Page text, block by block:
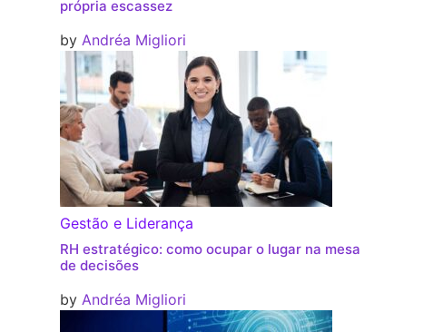
própria escassez
by Andréa Migliori
Gestão e Liderança
RH estratégico: como ocupar o lugar na mesa
de decisões
by Andréa Migliori